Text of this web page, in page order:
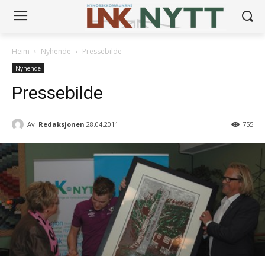
Heim Nyhende Pressebilde
Nyhende
Pressebilde
Av Redaksjonen 28.04.2011 755